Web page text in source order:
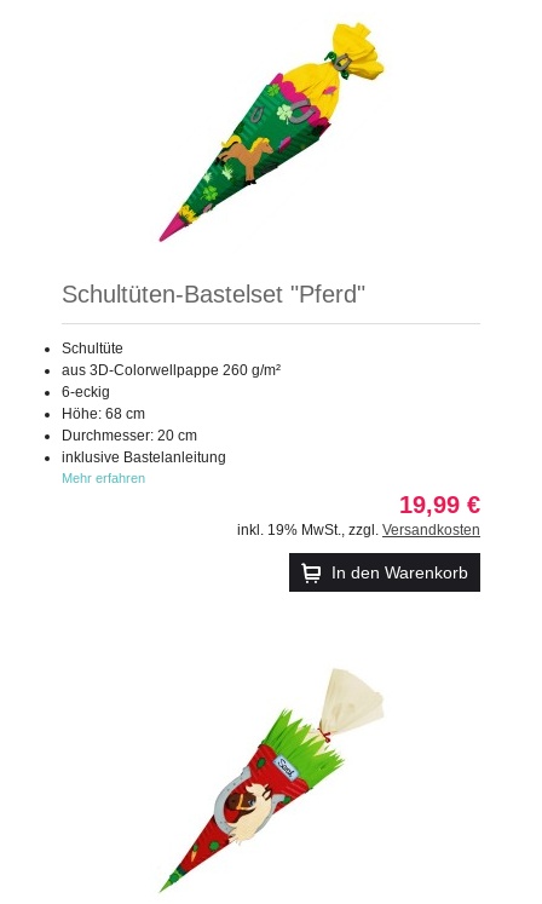
Schultüten-Bastelset "Pferd"
Schultüte
aus 3D-Colorwellpappe 260 g/m²
6-eckig
Höhe: 68 cm
Durchmesser: 20 cm
inklusive Bastelanleitung
Mehr erfahren
19,99 €
inkl. 19% MwSt. zzgl. Versandkosten
In den Warenkorb